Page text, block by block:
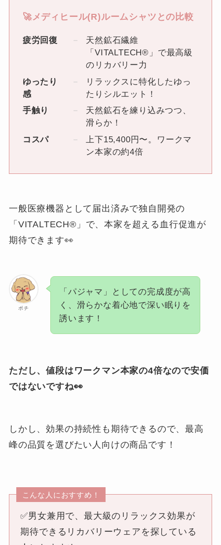
🚀メディヒール(R)ルームシャツとの比較
疲労回復
天然鉱石繊維
「VITALTECH®」で最高級
のリカバリー力
ゆったり
感
リラックスに特化したゆっ
たりシルエット！
手触り
天然鉱石を練り込みつつ、
滑らか！
コスパ
上下15,400円〜。ワークマ
ン本家の約4倍
一般医療機器として届出済みで独自開発の
「VITALTECH®」で、本家を超える血行促進が
期待できます👀
ポチ
「パジャマ」としての完成度が高
く、滑らかな着心地で深い眠りを
誘います！
ただし、値段はワークマン本家の4倍なので安価
ではないですね👀
しかし、効果の持続性も期待できるので、最高
峰の品質を選びたい人向けの商品です！
こんな人におすすめ！
✅男女兼用で、最大級のリラックス効果が
期待できるリカバリーウェアを探している